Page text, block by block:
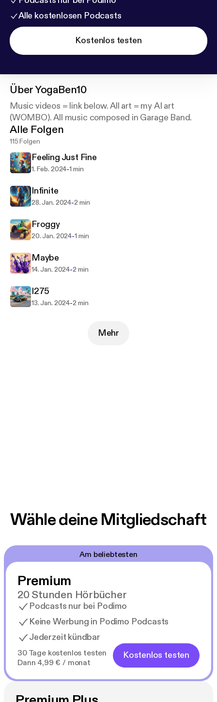
Alle kostenlosen Podcasts
Kostenlos testen
ÜberYogaBen10
Music videos = link below. All art = my AI art
(WOMBO). All music composed in Garage Band.
Alle Folgen
115 Folgen
Feeling Just Fine
1. Feb. 2024-1 min
Infinite
28. Jan. 2024-2 min
Froggy
20. Jan. 2024-1 min
Maybe
14. Jan. 2024-2 min
I275
13. Jan. 2024-2 min
Mehr
Wähle deine Mitgliedschaft
Am beliebtesten
Premium
20 Stunden Hörbücher
Podcasts nur bei Podimo
Keine Werbung in Podimo Podcasts
Jederzeit kündbar
30 Tage kostenlos testen
Dann 4,99 € / monat
Kostenlos testen